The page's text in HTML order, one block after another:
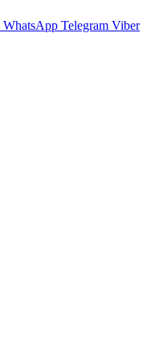
WhatsApp Telegram Viber